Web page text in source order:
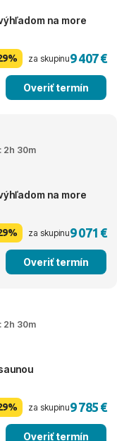
na more
za skupinu9 407 €
Overiť termín
2h 30m
na more
za skupinu9 071 €
Overiť termín
2h 30m
za skupinu9 785 €
Overiť termín